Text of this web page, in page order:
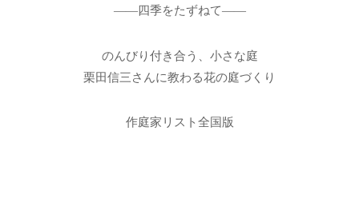
――四季をたずねて――
のんびり付き合う、小さな庭
栗田信三さんに教わる花の庭づくり
作庭家リスト全国版